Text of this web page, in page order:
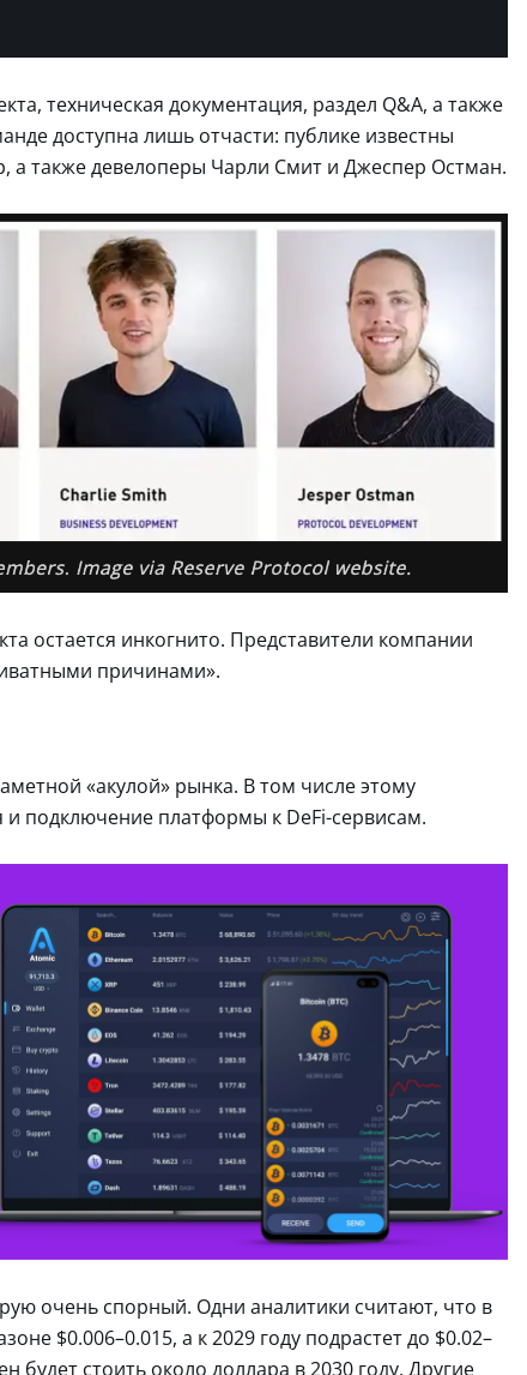
техническая документация, раздел Q&A, а также
доступна лишь отчасти: публике известны
а также девелоперы Чарли Смит и Джеспер Остман.
остается инкогнито. Представители компании
причинами».
«акулой» рынка. В том числе этому
подключение платформы к DeFi-сервисам.
очень спорный. Одни аналитики считают, что в
$0.006–0.015, а к 2029 году подрастет до $0.02–
стоить около доллара в 2030 году. Другие